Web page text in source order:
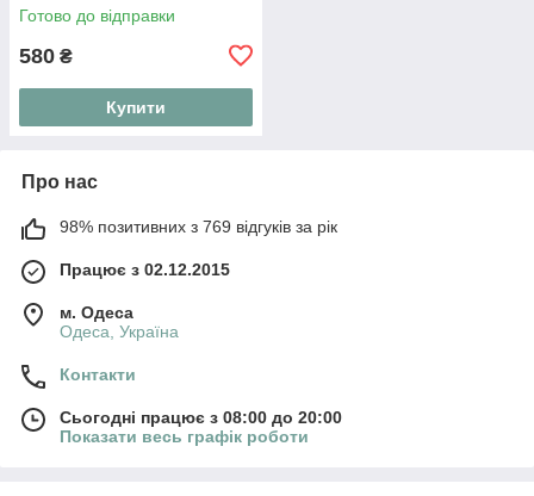
Style"
Готово до відправки
580 ₴
Купити
Про нас
98% позитивних з 769 відгуків за рік
Працює з 02.12.2015
м. Одеса
Одеса, Україна
Контакти
Сьогодні працює з 08:00 до 20:00
Показати весь графік роботи